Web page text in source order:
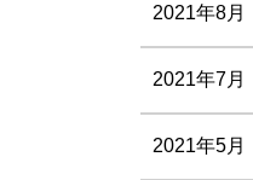
2021年8月
2021年7月
2021年5月